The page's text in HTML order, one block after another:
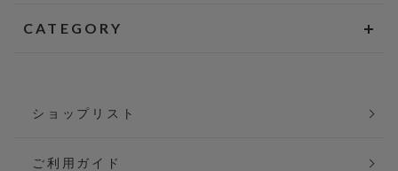
CATEGORY
ショップリスト
ご利用ガイド